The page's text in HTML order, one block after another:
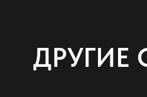
ДРУГИЕ